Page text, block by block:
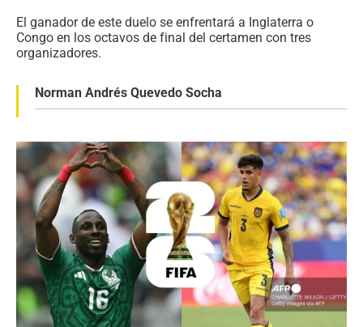
El ganador de este duelo se enfrentará a Inglaterra o
Congo en los octavos de final del certamen con tres
organizadores.
Norman Andrés Quevedo Socha